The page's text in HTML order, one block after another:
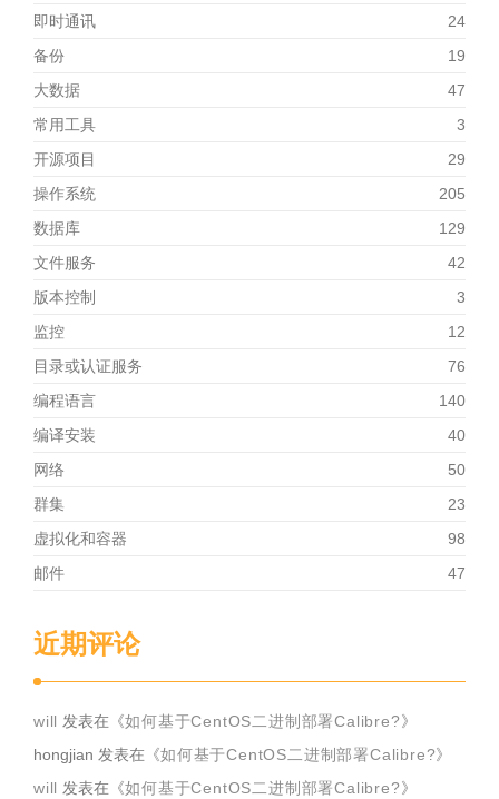
即时通讯
24
备份
19
大数据
47
常用工具
3
开源项目
29
操作系统
205
数据库
129
文件服务
42
版本控制
3
监控
12
目录或认证服务
76
编程语言
140
编译安装
40
网络
50
群集
23
虚拟化和容器
98
邮件
47
近期评论
will 发表在《如何基于CentOS二进制部署Calibre?》
hongjian 发表在《如何基于CentOS二进制部署Calibre?》
will 发表在《如何基于CentOS二进制部署Calibre?》